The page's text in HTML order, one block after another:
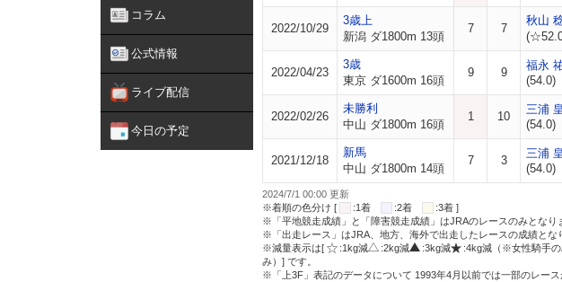
コラム
公式情報
ライブ配信
今日の予定
2022/10/29
3歳上
新潟 ダ1800m 13頭
7 7
秋山
2022/04/23
3歳
東京 ダ1600m 16頭
9 9
福永
(54.0)
2022/02/26
未勝利
中山 ダ1800m 16頭
1 10
三浦
(54.0)
2021/12/18
新馬
中山 ダ1800m 14頭
7 3
三浦
(54.0)
2024/7/1 00:00 更新
※着順の色分け [
:1着 :2着
:3着 ]
※「平地競走成績」と「障害競走成績」はJRAのレースのみとなり
※「出走レース」はJRA、地方、海外で出走したレースの成績とな
※減量表示は[
:1kg減 :2kg減 :3kg減 :4kg減（※女性騎手の
み）] です。
※「上3F」表記のデータについて 1993年4月以前では一部のレー